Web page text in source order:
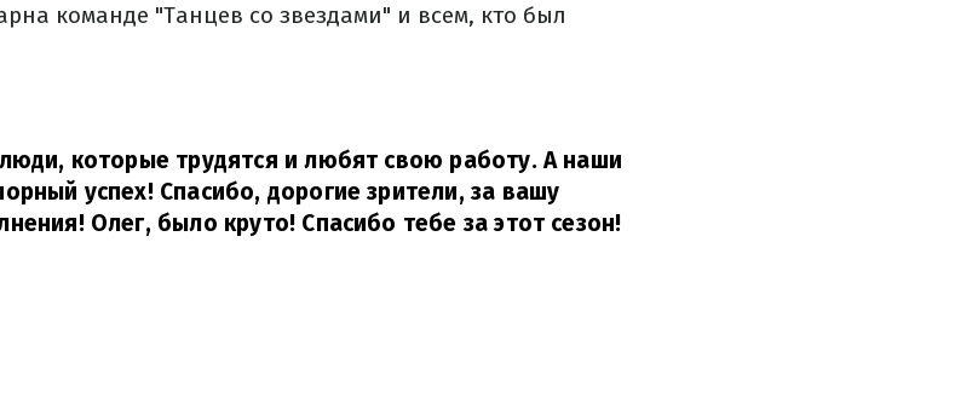
команде "Танцев со звездами" и всем, кто был
люди, которые трудятся и любят свою работу. А наши
успех! Спасибо, дорогие зрители, за вашу
Олег, было круто! Спасибо тебе за этот сезон!